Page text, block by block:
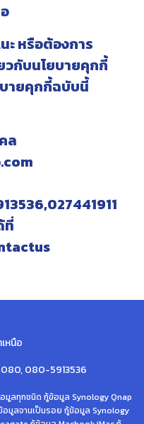
ะ หรือต้องการ
วกับนโยบายคุกกี้
ายคุกกี้ฉบับนี้
ล
ที่
หนือ
080-5913536
มูลทุกชนิด กู้ข้อมูล Synology Qnap
มูลจานเป็นรอย กู้ข้อมูล Synology